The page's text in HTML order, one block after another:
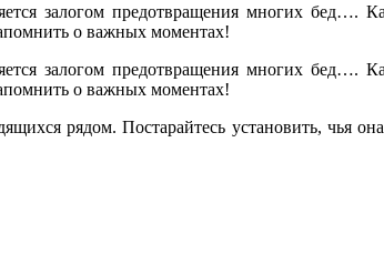
залогом предотвращения многих
о важных моментах!
залогом предотвращения многих
о важных моментах!
рядом. Постарайтесь установить, чья